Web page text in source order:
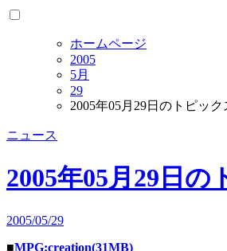
ホームページ
2005
5月
29
2005年05月29日のトピック
ニュース
2005年05月29日の
2005/05/29
■MPG:creation(31MB)